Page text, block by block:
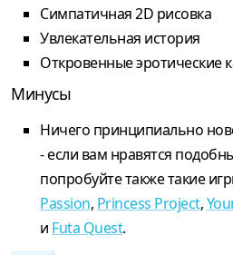
Симпатичная 2D рисовка
Увлекательная история
Откровенные эротические
Минусы
Ничего принципиально
- если вам нравятся
попробуйте также такие
Passion, Princess Project,
и Futa Quest.